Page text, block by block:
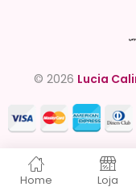
Home Loja
© 2026 Lucia